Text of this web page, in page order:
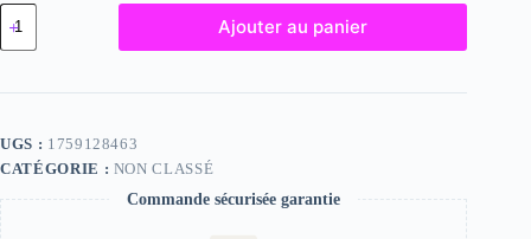
quantité
de
Brooklyn,
2024
x
20
Ajouter au panier
UGS : 1759128463
CATÉGORIE : NON CLASSÉ
Commande sécurisée garantie